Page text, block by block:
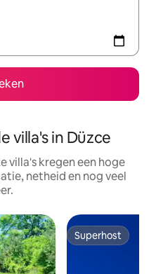
villa's in Düzce
villa's kregen een hoge
netheid en nog veel
Superhost
Superhost